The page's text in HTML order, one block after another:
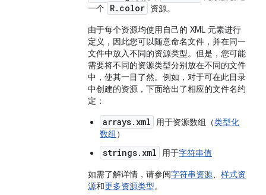
一个 R.color 资源。
由于每个资源均使用自己的 XML 元素进行
定义，因此您可以随意命名文件，并在同一
文件中放入不同的资源类型。但是，您可能
需要将不同的资源类型分别放在不同的文件
中，使其一目了然。例如，对于可在此目录
中创建的资源，下面给出了相应的文件名约
定：
arrays.xml 用于资源数组（类型化
数组 ）
strings.xml 用于字符串值
如需了解详情，请参阅字符串资源、 样式资
源和更多资源类型。